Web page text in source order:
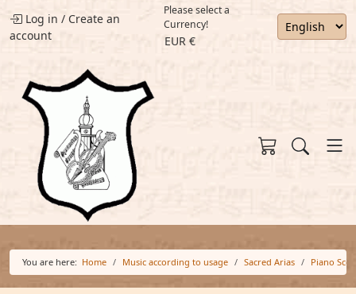
Log in / Create an
account
Please select a
Currency!
EUR €
You are here: Home Music according to usage Sacred Arias Piano